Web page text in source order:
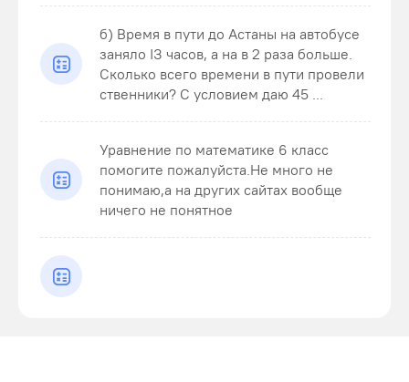
б) Время в пути до Астаны на автобусе
заняло ІЗ часов, а на в 2 раза больше.
Сколько всего времени в пути провели
ственники? С условием даю 45 ...
Уравнение по математике 6 класс
помогите пожалуйста.Не много не
понимаю,а на других сайтах вообще
ничего не понятное